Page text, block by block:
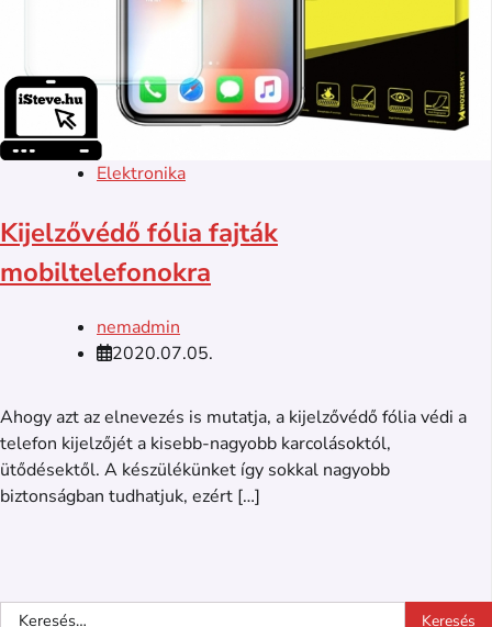
Elektronika
Kijelzővédő fólia fajták
mobiltelefonokra
nemadmin
2020.07.05.
Ahogy azt az elnevezés is mutatja, a kijelzővédő fólia védi a
telefon kijelzőjét a kisebb-nagyobb karcolásoktól,
ütődésektől. A készülékünket így sokkal nagyobb
biztonságban tudhatjuk, ezért […]
Keresés: